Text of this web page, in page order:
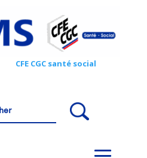
CFE CGC santé social